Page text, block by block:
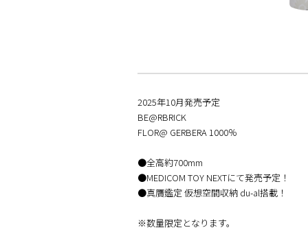
2025年10月発売予定
BE@RBRICK
FLOR@ GERBERA 1000％
●全高約700mm
●MEDICOM TOY NEXTにて発売予定！
●真贋鑑定 仮想空間収納 du-al搭載！
※数量限定となります。